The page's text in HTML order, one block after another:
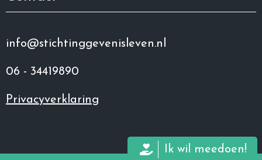
info@stichtinggevenisleven.nl
06 - 34419890
Privacyverklaring
Ik wil meedoen!